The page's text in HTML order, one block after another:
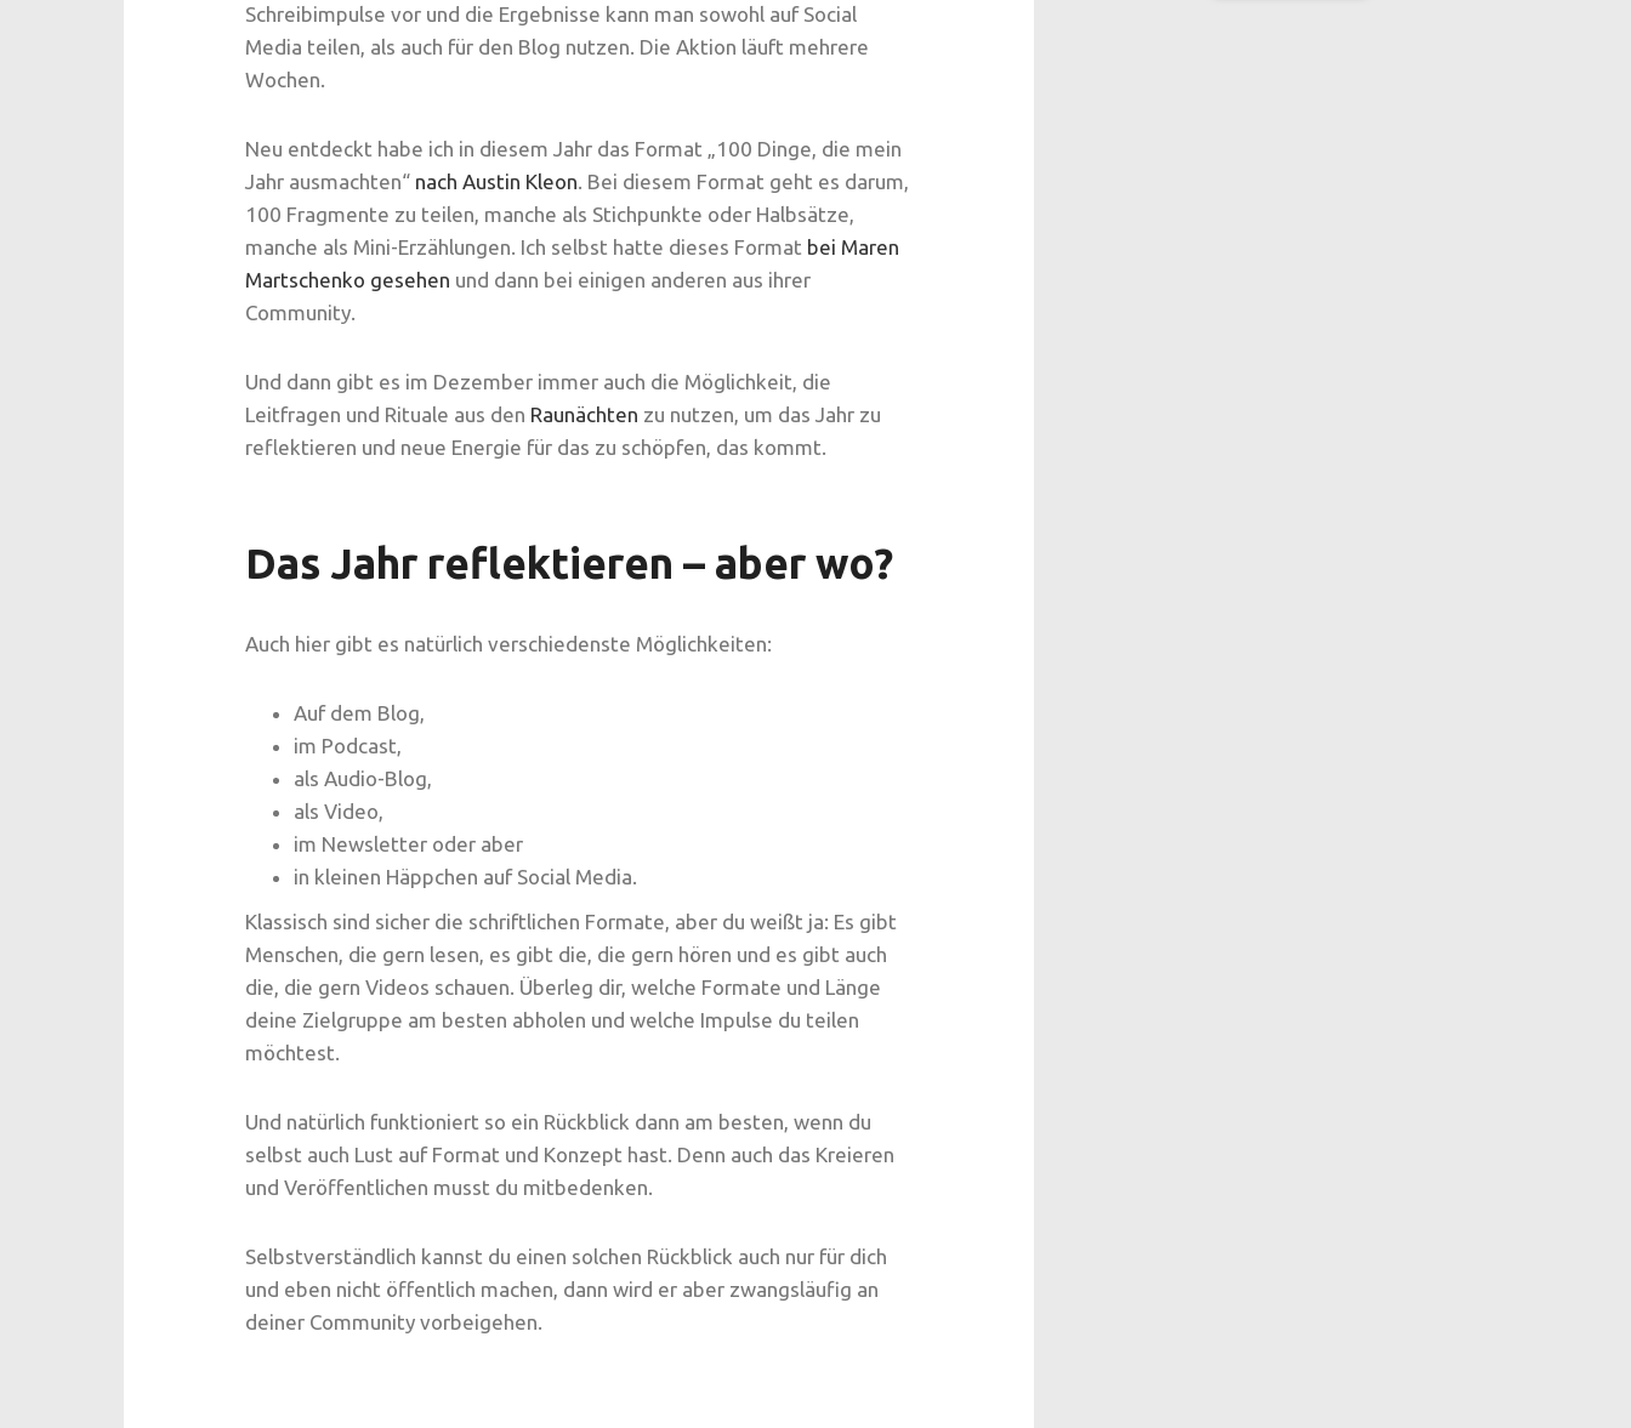
Schreibimpulse vor und die Ergebnisse kann man sowohl auf Social
Media teilen, als auch für den Blog nutzen. Die Aktion läuft mehrere
Wochen.
Neu entdeckt habe ich in diesem Jahr das Format „100 Dinge, die mein
Jahr ausmachten“ nach Austin Kleon. Bei diesem Format geht es darum,
100 Fragmente zu teilen, manche als Stichpunkte oder Halbsätze,
manche als Mini-Erzählungen. Ich selbst hatte dieses Format bei Maren
Martschenko gesehen und dann bei einigen anderen aus ihrer
Community.
Und dann gibt es im Dezember immer auch die Möglichkeit, die
Leitfragen und Rituale aus den Raunächten zu nutzen, um das Jahr zu
reflektieren und neue Energie für das zu schöpfen, das kommt.
Das Jahr reflektieren – aber wo?
Auch hier gibt es natürlich verschiedenste Möglichkeiten:
Auf dem Blog,
im Podcast,
als Audio-Blog,
als Video,
im Newsletter oder aber
in kleinen Häppchen auf Social Media.
Klassisch sind sicher die schriftlichen Formate, aber du weißt ja: Es gibt
Menschen, die gern lesen, es gibt die, die gern hören und es gibt auch
die, die gern Videos schauen. Überleg dir, welche Formate und Länge
deine Zielgruppe am besten abholen und welche Impulse du teilen
möchtest.
Und natürlich funktioniert so ein Rückblick dann am besten, wenn du
selbst auch Lust auf Format und Konzept hast. Denn auch das Kreieren
und Veröffentlichen musst du mitbedenken.
Selbstverständlich kannst du einen solchen Rückblick auch nur für dich
und eben nicht öffentlich machen, dann wird er aber zwangsläufig an
deiner Community vorbeigehen.